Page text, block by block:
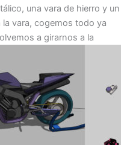
una vara de hierro y un
vara, cogemos todo ya
a girarnos a la